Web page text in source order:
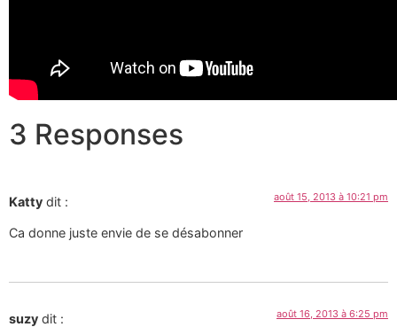
3 Responses
Katty dit : août 15, 2013 à 10:21 pm
Ca donne juste envie de se désabonner
suzy dit : août 16, 2013 à 6:25 pm